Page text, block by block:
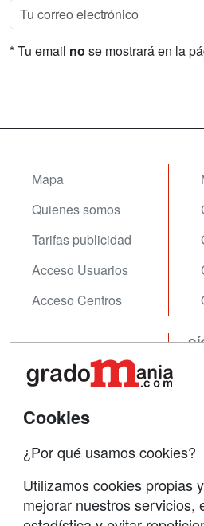
* Tu email no se mostrará en la
Mapa
Quienes somos
Tarifas publicidad
Acceso Usuarios
Acceso Centros
Contactar
Confidencialidad
Aviso legal
Cookies
¿Por qué usamos cookies?
Utilizamos cookies propias
mejorar nuestros servicios,